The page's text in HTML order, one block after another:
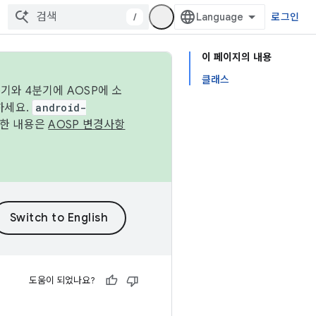
/ 로그인
이 페이지의 내용
클래스
와 4분기에 AOSP에 소
세요. android-
내용은AOSP 변경사항
도움이 되었나요?